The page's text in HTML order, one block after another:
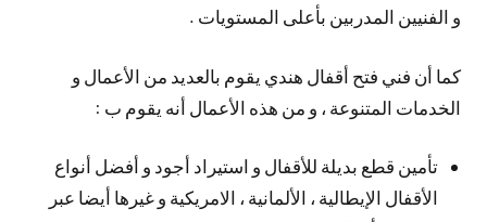
و الفنيين المدربين بأعلى المستويات .
كما أن فني فتح أقفال هندي يقوم بالعديد من الأعمال و
الخدمات المتنوعة ، و من هذه الأعمال أنه يقوم ب :
تأمين قطع بديلة للأقفال و استيراد أجود و أفضل أنواع
الأقفال الإيطالية ، الألمانية ، الامريكية و غيرها أيضا عبر